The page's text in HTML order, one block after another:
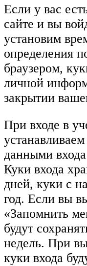
Если у вас
сайте и вы
установим
определения
браузером,
личной
закрытии
При входе в
данными
Куки входа
дней, куки с
год. Если вы
«Запомнить
будут
недель. При
куки входа